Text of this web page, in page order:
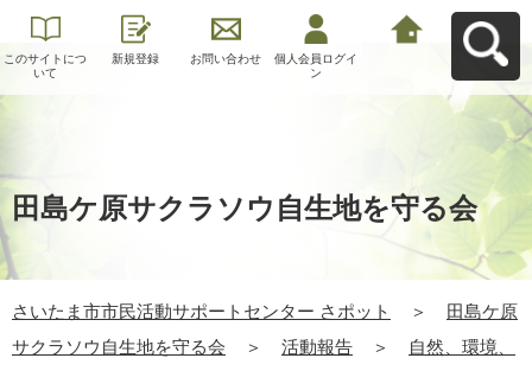
このサイトにつ
いて
新規登録 お問い合わせ
個人会員ログイ
ン
田島ケ原サクラソウ自生地を守る会
さいたま市市民活動サポートセンター さポット ＞
田島ケ原
サクラソウ自生地を守る会
＞ 活動報告 ＞
自然、環境、